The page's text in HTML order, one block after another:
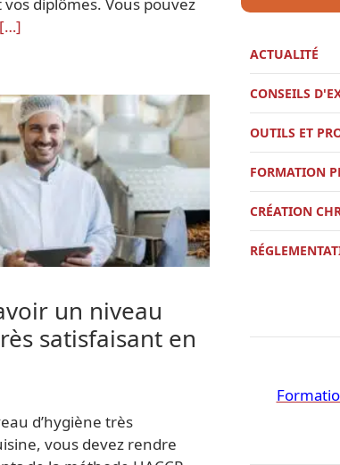
[…]
un niveau
satisfaisant en
d’hygiène très
vous devez rendre
ACTUALITÉ
CONSEILS
OUTILS ET
FORMATION
CRÉATION